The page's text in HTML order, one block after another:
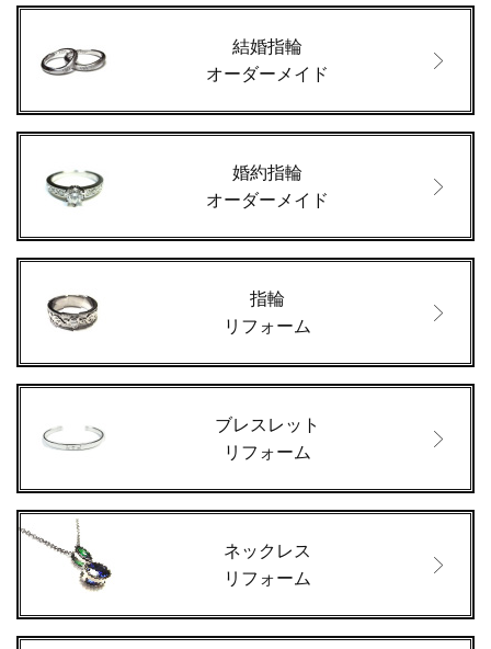
結婚指輪
オーダーメイド
婚約指輪
オーダーメイド
指輪
リフォーム
ブレスレット
リフォーム
ネックレス
リフォーム